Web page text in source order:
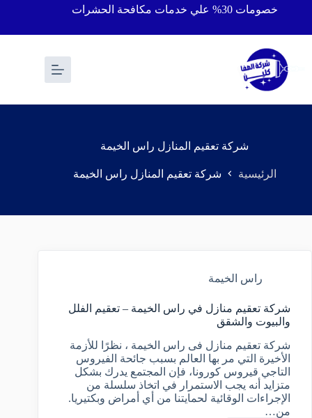
خصومات 30% علي خدمات مكافحة الحشرات
شركة تعقيم المنازل راس الخيمة
الرئيسية شركة تعقيم المنازل راس الخيمة
راس الخيمة
شركة تعقيم منازل في راس الخيمة – تعقيم الفلل
والبيوت والشقق
شركة تعقيم منازل فى راس الخيمة ، نظرًا للأزمة
الأخيرة التي مر بها العالم بسبب جائحة الفيروس
التاجي قيروس كورونا، فإن المجتمع يدرك بشكل
متزايد أنه يجب الاستمرار في اتخاذ سلسلة من
الإجراءات الوقائية لحمايتنا من أي أمراض وبكتيريا.
من…